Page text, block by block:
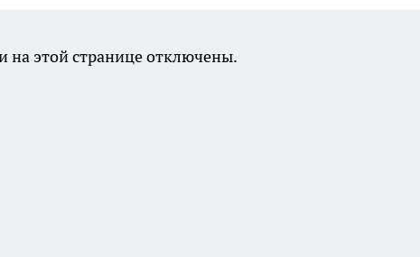
на этой странице отключены.